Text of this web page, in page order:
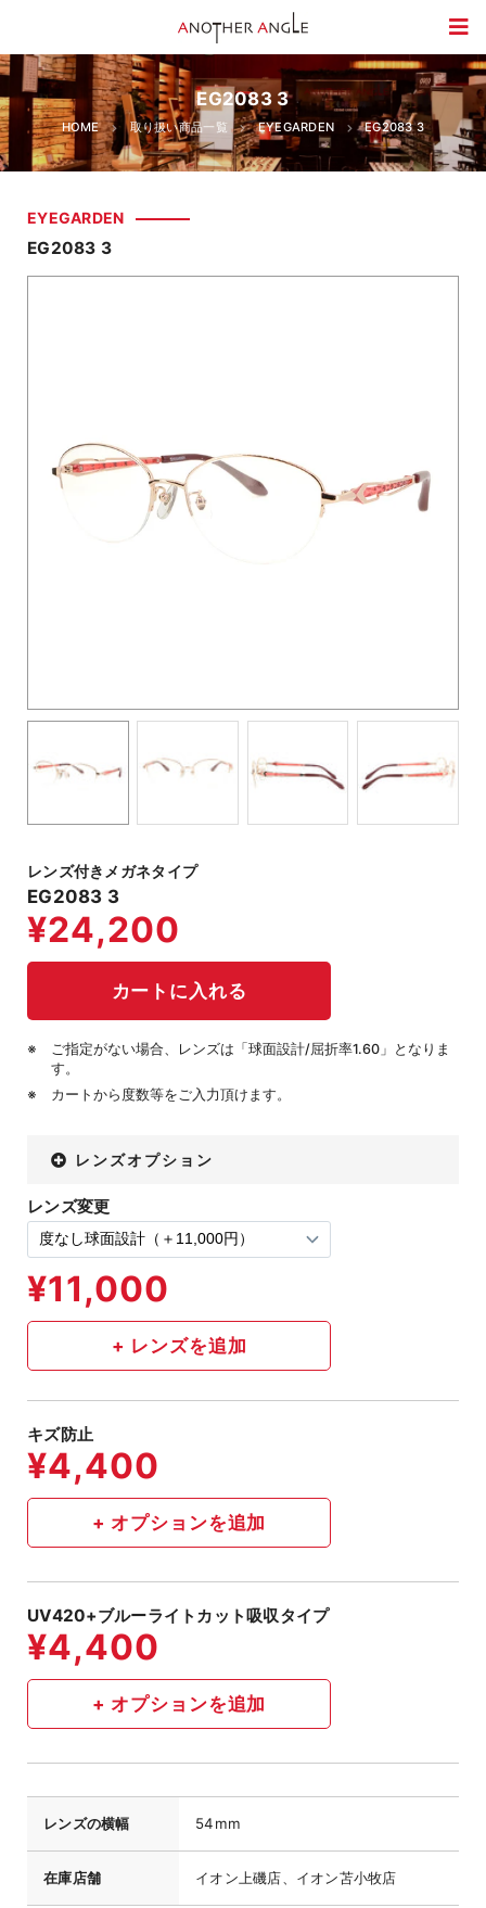
EG2083 3
HOME 取り扱い商品一覧 EYEGARDEN EG2083 3
EYEGARDEN
EG2083 3
レンズ付きメガネタイプ
EG2083 3
ご指定がない場合、レンズは「球面設計/屈折率1.60」となりま
す。
カートから度数等をご入力頂けます。
レンズオプション
レンズ変更
キズ防止
UV420+ブルーライトカット吸収タイプ
レンズの横幅 54mm
在庫店舗 イオン上磯店、イオン苫小牧店